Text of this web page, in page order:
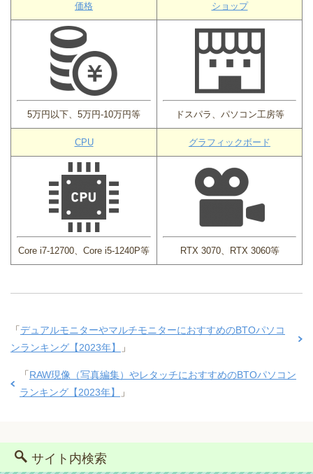
価格 ショップ
5万円以下、5万円-10万円等 ドスパラ、パソコン工房等
CPU グラフィックボード
Core i7-12700、Core i5-1240P等 RTX 3070、RTX 3060等
「デュアルモニターやマルチモニターにおすすめのBTOパソコ
ンランキング【2023年】
」
「RAW現像（写真編集）やレタッチにおすすめのBTOパソコン
ランキング【2023年】
」
サイト内検索